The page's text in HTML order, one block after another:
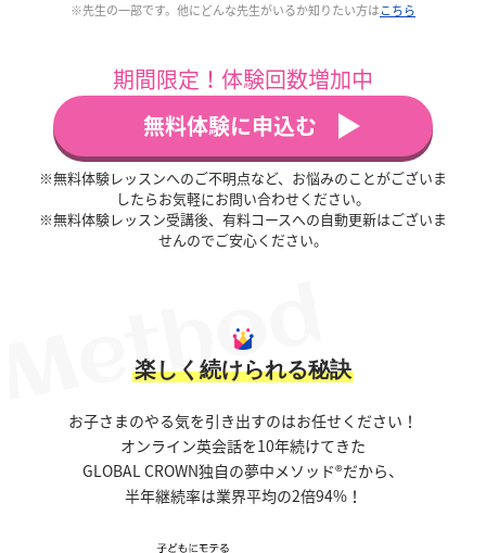
※先生の一部です。他にどんな先生がいるか知りたい方はこちら
期間限定！体験回数増加中
無料体験に申込む
※無料体験レッスンへのご不明点など、お悩みのことがございま
したらお気軽にお問い合わせください。
※無料体験レッスン受講後、有料コースへの自動更新はございま
せんのでご安心ください。
楽しく続けられる秘訣
お子さまのやる気を引き出すのはお任せください！
オンライン英会話を10年続けてきた
GLOBAL CROWN独自の夢中メソッド®だから、
半年継続率は業界平均の2倍94%！